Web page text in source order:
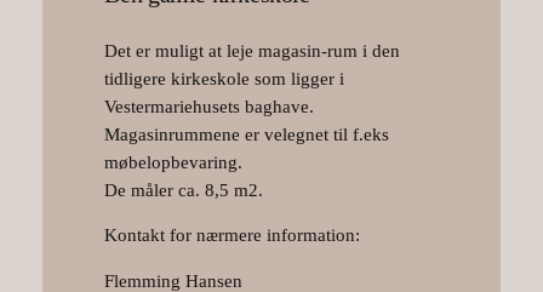
Det er muligt at leje magasin-rum i den
tidligere kirkeskole som ligger i
Vestermariehusets baghave.
Magasinrummene er velegnet til f.eks
møbelopbevaring.
De måler ca. 8,5 m2.
Kontakt for nærmere information:
Flemming Hansen